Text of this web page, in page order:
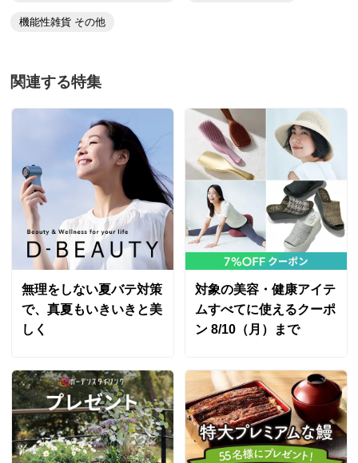
機能性雑貨 その他
関連する特集
無理をしない夏バテ対策
で、真夏もいきいきと美
しく
対象の美容・健康アイテ
ムすべてに使えるクーポ
ン 8/10（月）まで